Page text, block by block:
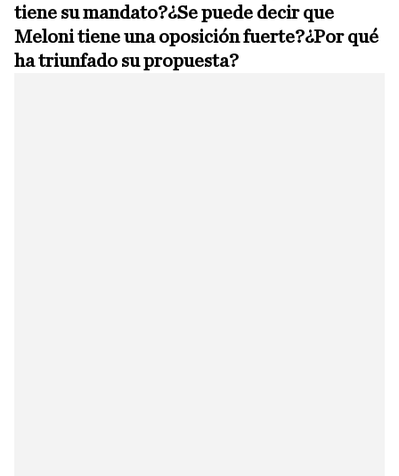
tiene su mandato?¿Se puede decir que
Meloni tiene una oposición fuerte?¿Por qué
ha triunfado su propuesta?